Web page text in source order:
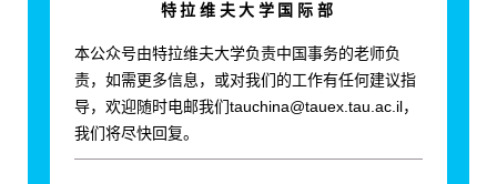
特拉维夫大学国际部
本公众号由特拉维夫大学负责中国事务的老师负
责，如需更多信息，或对我们的工作有任何建议指
导，欢迎随时电邮我们tauchina@tauex.tau.ac.il，
我们将尽快回复。